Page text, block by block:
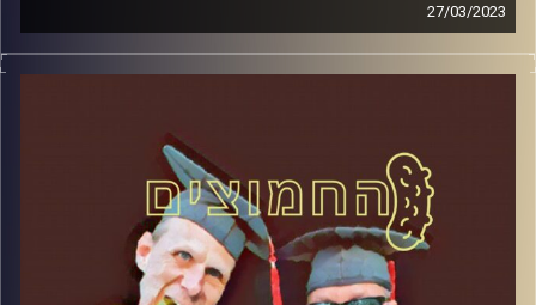
27/03/2023
המערכת הפוליטית על ספת הפסיכולוג, עם פרופסור בועז בן-
דוד ופרופסור גלעד הירשברגר.